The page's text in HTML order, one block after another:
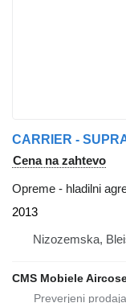
CARRIER -
Cena na zahtevo
Opreme - hladilni
2013
Nizozemska,
CMS Mobiele